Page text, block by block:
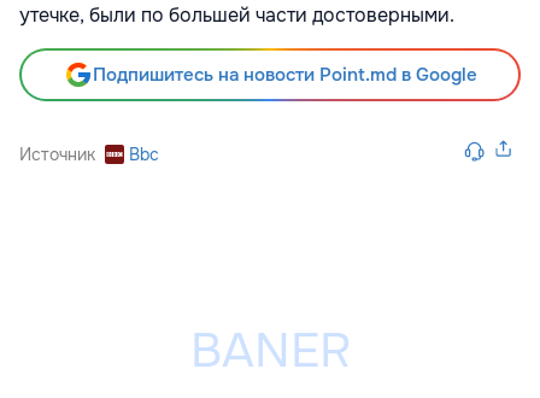
утечке, были по большей части достоверными.
Подпишитесь на новости Point.md в Google
Источник Bbc